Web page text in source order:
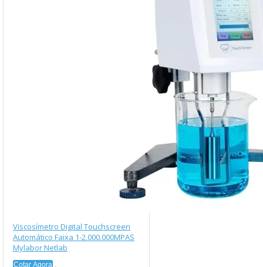
Viscosímetro Digital Touchscreen
Automático Faixa 1-2.000.000MPAS
Mylabor Netlab
Cotar Agora